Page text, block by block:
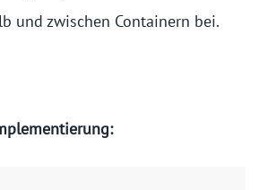
und zwischen Containern bei.